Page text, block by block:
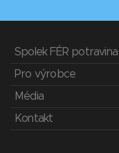
Spolek FÉR potravina
Pro výrobce
Média
Kontakt